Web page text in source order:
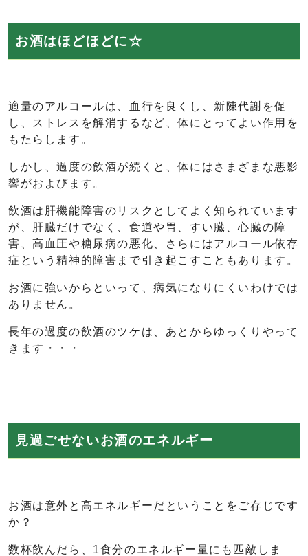
お酒はほどほどに☆
適量のアルコールは、血行を良くし、新陳代謝を促
し、ストレスを解消するなど、体にとってよい作用を
もたらします。
しかし、過度の飲酒が続くと、体にはさまざまな悪影
響がおよびます。
飲酒は肝機能障害のリスクとしてよく知られています
が、肝臓だけでなく、食道や胃、すい臓、心臓の障
害、高血圧や糖尿病の悪化、さらにはアルコール依存
症という精神的障害まで引き起こすこともあります。
お酒に強いからといって、病気になりにくいわけでは
ありません。
長年の過度の飲酒のツケは、あとからゆっくりやって
きます・・・
見過ごせないお酒のエネルギー
お酒は意外と高エネルギーだということをご存じです
か？
数杯飲んだら、1食分のエネルギー量にも匹敵しま